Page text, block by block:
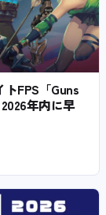
FPS「Guns
年内に早